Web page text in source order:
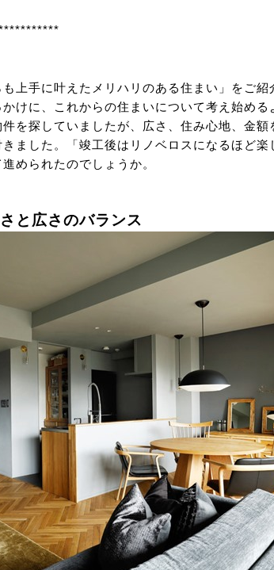
上手に叶えたメリハリのある住まい」をご紹
けに、これからの住まいについて考え始める
を探していましたが、広さ、住み心地、金額
ました。「竣工後はリノベロスになるほど楽
められたのでしょうか。
と広さのバランス